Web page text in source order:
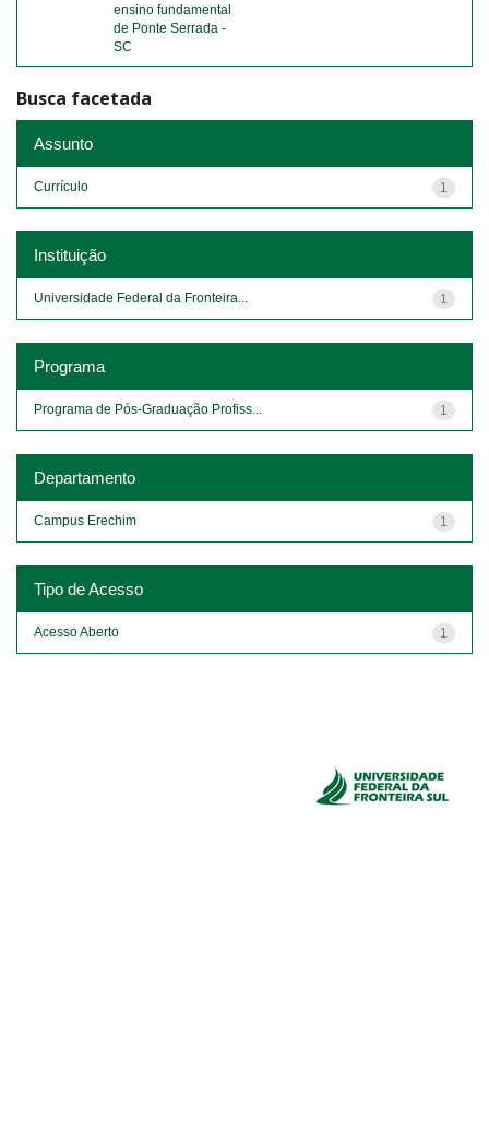
ensino fundamental
de Ponte Serrada -
SC
Busca facetada
Assunto
1
Currículo
Instituição
1
Universidade Federal da Fronteira...
Programa
1
Programa de Pós-Graduação Profiss...
Departamento
1
Campus Erechim
Tipo de Acesso
1
Acesso Aberto